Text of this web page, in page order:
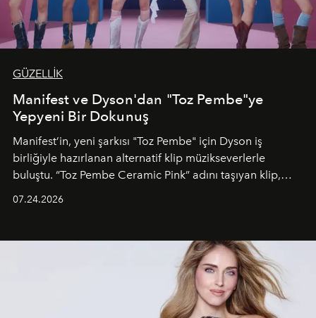
GÜZELLİK
Manifest ve Dyson'dan "Toz Pembe"ye
Yepyeni Bir Dokunuş
Manifest’in, yeni şarkısı "Toz Pembe" için Dyson iş
birliğiyle hazırlanan alternatif klip müzikseverlerle
buluştu. “Toz Pembe Ceramic Pink” adını taşıyan klip,
unsurlarından biri olarak öne çıkıyor.
07.24.2026